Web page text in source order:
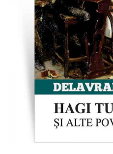
Contemporana
Moderna
Romana
Universala
Universala
Non-fictiune
Publicistica / Reportaje / Interviuri
Stiinte umaniste